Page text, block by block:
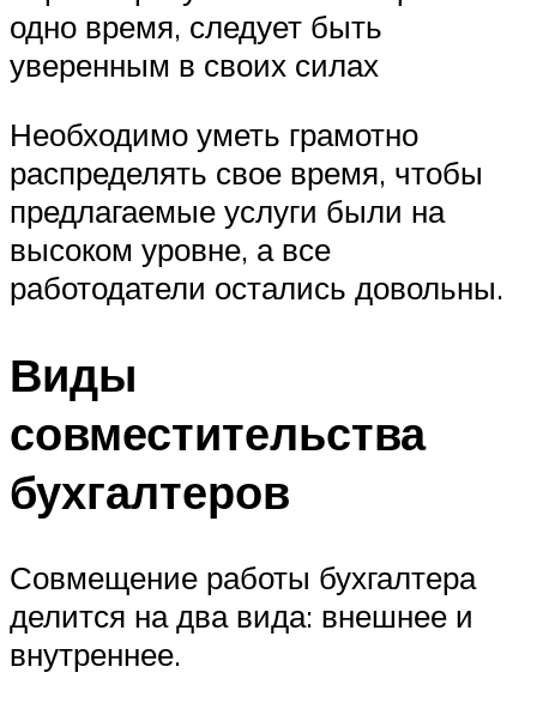
одно время, следует быть
уверенным в своих силах
Необходимо уметь грамотно
распределять свое время, чтобы
предлагаемые услуги были на
высоком уровне, а все
работодатели остались довольны.
Виды
совместительства
бухгалтеров
Совмещение работы бухгалтера
делится на два вида: внешнее и
внутреннее.